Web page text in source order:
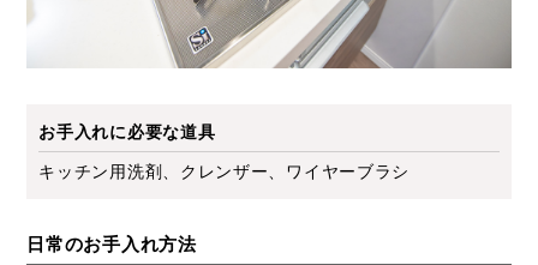
お手入れに必要な道具
キッチン用洗剤、クレンザー、ワイヤーブラシ
日常のお手入れ方法